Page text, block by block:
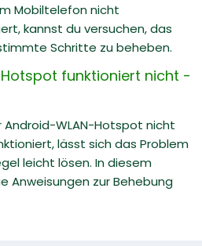
Mobiltelefon nicht
kannst du versuchen, das
Schritte zu beheben.
Hotspot funktioniert nicht -
Android-WLAN-Hotspot nicht
lässt sich das Problem
leicht lösen. In diesem
Anweisungen zur Behebung